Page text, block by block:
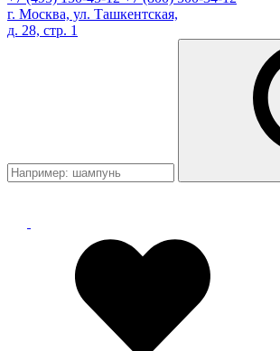
г. Москва, ул. Ташкентская,
д. 28, стр. 1